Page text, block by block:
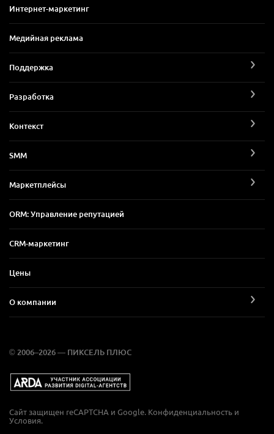
Интернет-маркетинг
Медийная реклама
Поддержка
Разработка
Контекст
SMM
Маркетплейсы
ORM: Управление репутацией
CRM-маркетинг
Цены
О компании
© 2006–2026 — ПИКСЕЛЬ ПЛЮС
Сайт защищен reCAPTCHA и Google. Конфиденциальность и
Условия